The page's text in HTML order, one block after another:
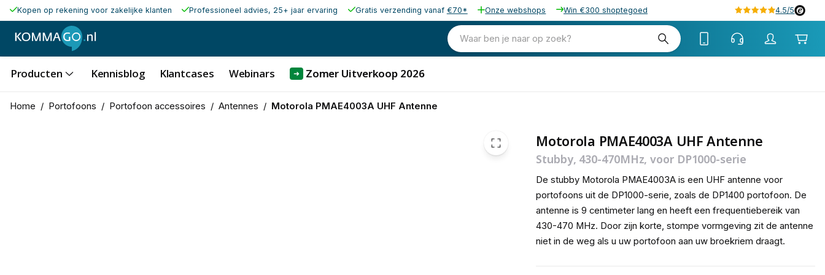
Kopen op rekening voor zakelijke klanten Professioneel advies, 25+ jaar ervaring Gratis verzending vanaf €70* Onze webshops Win €300 shoptegoed 4.5/5
Waar ben je naar op zoek?
Producten Kennisblog Klantcases Webinars ➜ Zomer Uitverkoop 2026
Home / Portofoons / Portofoon accessoires / Antennes / Motorola PMAE4003A UHF Antenne
Motorola PMAE4003A UHF Antenne
Stubby, 430-470MHz, voor DP1000-serie
De stubby Motorola PMAE4003A is een UHF antenne voor
portofoons uit de DP1000-serie, zoals de DP1400 portofoon. De
antenne is 9 centimeter lang en heeft een frequentiebereik van
430-470 MHz. Door zijn korte, stompe vormgeving zit de antenne
niet in de weg als u uw portofoon aan uw broekriem draagt.
15,00 excl. btw
18,15 incl. btw